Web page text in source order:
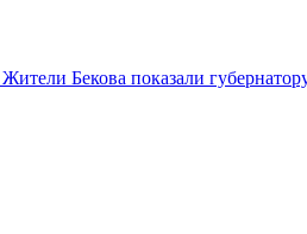
Жители Бекова показали